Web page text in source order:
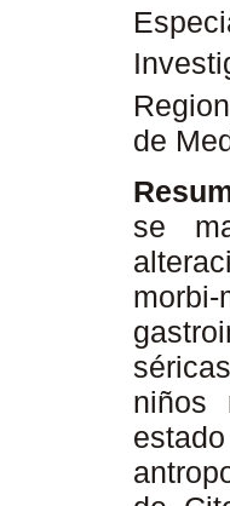
de
se
niños